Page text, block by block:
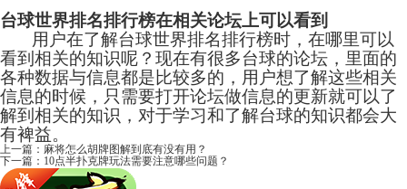
台球世界排名排行榜在相关论坛上可以看到
用户在了解台球世界排名排行榜时，在哪里可以
看到相关的知识呢？现在有很多台球的论坛，里面的
各种数据与信息都是比较多的，用户想了解这些相关
信息的时候，只需要打开论坛做信息的更新就可以了
解到相关的知识，对于学习和了解台球的知识都会大
有裨益。
上一篇： 麻将怎么胡牌图解到底有没有用？
下一篇： 10点半扑克牌玩法需要注意哪些问题？